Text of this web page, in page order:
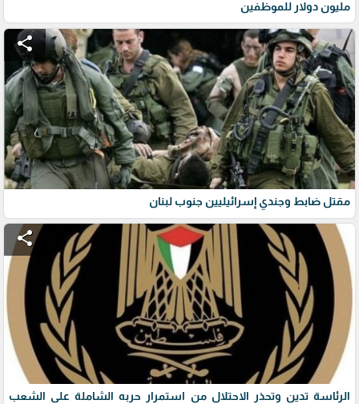
مليون دولار للموظفين
share
مقتل ضابط وجندي إسرائيليين جنوب لبنان
share
الرئاسة تدين وتحذر الاحتلال من استمرار حربه الشاملة على الشعب